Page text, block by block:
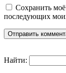
Сохранить моё
последующих
Найти: